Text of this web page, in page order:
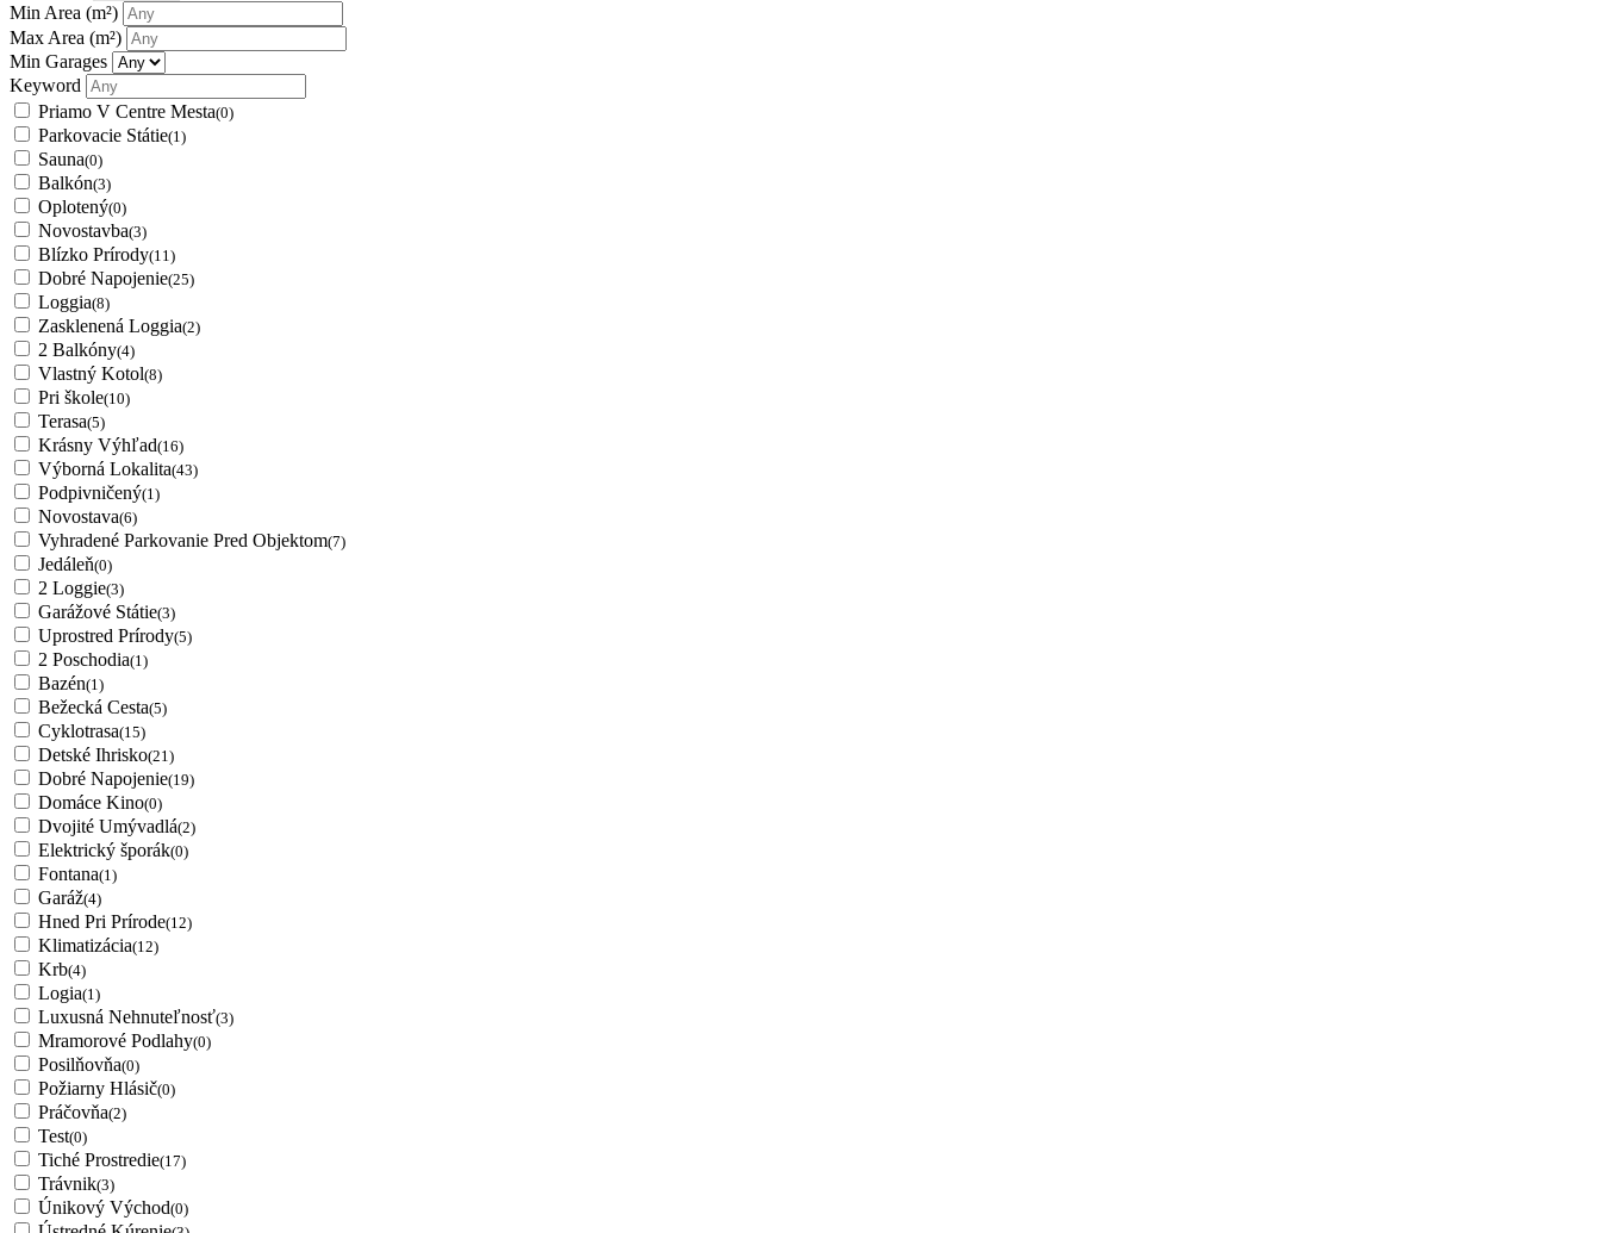
Min Area (m²)
Max Area (m²)
Min Garages
Keyword
Priamo V Centre Mesta(0)
Parkovacie Státie(1)
Sauna(0)
Balkón(3)
Oplotený(0)
Novostavba(3)
Blízko Prírody(11)
Dobré Napojenie(25)
Loggia(8)
Zasklenená Loggia(2)
2 Balkóny(4)
Vlastný Kotol(8)
Pri škole(10)
Terasa(5)
Krásny Výhľad(16)
Výborná Lokalita(43)
Podpivničený(1)
Novostava(6)
Vyhradené Parkovanie Pred Objektom(7)
Jedáleň(0)
2 Loggie(3)
Garážové Státie(3)
Uprostred Prírody(5)
2 Poschodia(1)
Bazén(1)
Bežecká Cesta(5)
Cyklotrasa(15)
Detské Ihrisko(21)
Dobré Napojenie(19)
Domáce Kino(0)
Dvojité Umývadlá(2)
Elektrický šporák(0)
Fontana(1)
Garáž(4)
Hned Pri Prírode(12)
Klimatizácia(12)
Krb(4)
Logia(1)
Luxusná Nehnuteľnosť(3)
Mramorové Podlahy(0)
Posilňovňa(0)
Požiarny Hlásič(0)
Práčovňa(2)
Test(0)
Tiché Prostredie(17)
Trávnik(3)
Únikový Východ(0)